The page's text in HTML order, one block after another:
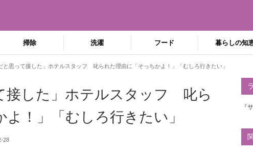
掃除 洗濯 フード 暮らしの知
と思って接した」ホテルスタッフ 叱られた理由に「そっちかよ！」「むしろ行きたい」
接した」ホテルスタッフ 叱ら
！」「むしろ行きたい」
28
『